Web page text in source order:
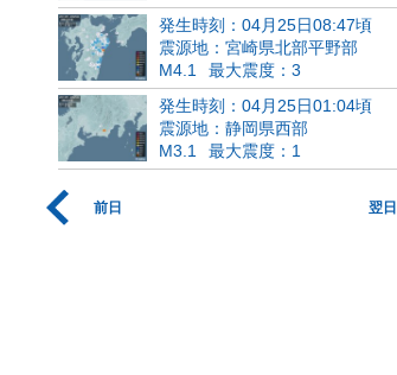
発生時刻：04月25日08:47頃
震源地：宮崎県北部平野部
M4.1
最大震度：3
発生時刻：04月25日01:04頃
震源地：静岡県西部
M3.1
最大震度：1
前日 翌日